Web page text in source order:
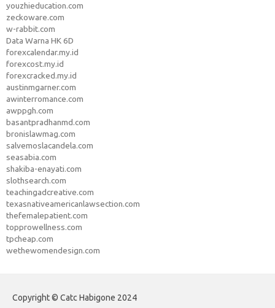
youzhieducation.com
zeckoware.com
w-rabbit.com
Data Warna HK 6D
forexcalendar.my.id
forexcost.my.id
forexcracked.my.id
austinmgarner.com
awinterromance.com
awppgh.com
basantpradhanmd.com
bronislawmag.com
salvemoslacandela.com
seasabia.com
shakiba-enayati.com
slothsearch.com
teachingadcreative.com
texasnativeamericanlawsection.com
thefemalepatient.com
topprowellness.com
tpcheap.com
wethewomendesign.com
Copyright © Catc Habigone 2024